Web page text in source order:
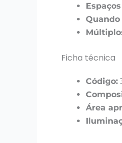
Ficha técnica
Código:
Área